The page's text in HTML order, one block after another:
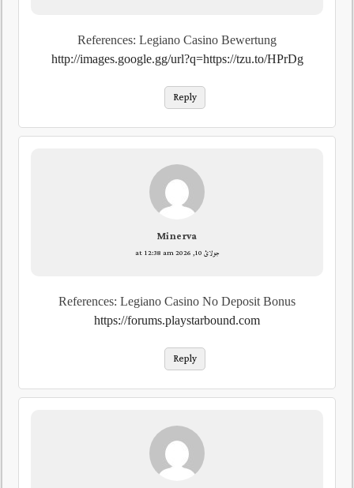
References: Legiano Casino Bewertung
http://images.google.gg/url?q=https://tzu.to/HPrDg
Reply
Minerva
جولائ 10, 2026 at 12:38 am
References: Legiano Casino No Deposit Bonus
https://forums.playstarbound.com
Reply